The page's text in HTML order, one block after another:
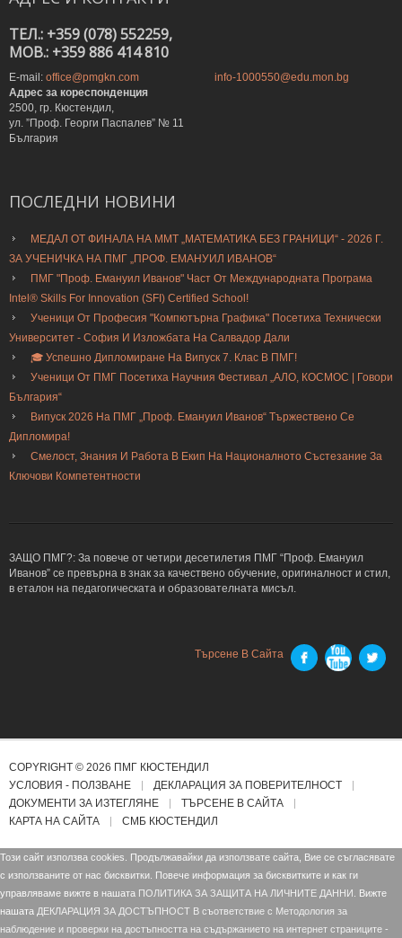
ТЕЛ.: +359 (078) 552259,
MOB.: +359 886 414 810
E-mail: office@pmgkn.com
info-1000550@edu.mon.bg
Адрес за кореспонденция
2500, гр. Кюстендил,
ул. ”Проф. Георги Паспалев” № 11
България
ПОСЛЕДНИ НОВИНИ
МЕДАЛ ОТ ФИНАЛА НА ММТ „МАТЕМАТИКА БЕЗ ГРАНИЦИ“ - 2026 Г.
ЗА УЧЕНИЧКА НА ПМГ „ПРОФ. ЕМАНУИЛ ИВАНОВ“
ПМГ "Проф. Емануил Иванов" Част От Международната Програма
Intel® Skills For Innovation (SFI) Certified School!
Ученици От Професия "Компютърна Графика" Посетиха Технически
Университет - София И Изложбата На Салвадор Дали
🎓 Успешно Дипломиране На Випуск 7. Клас В ПМГ!
Ученици От ПМГ Посетиха Научния Фестивал „АЛО, КОСМОС | Говори
България“
Випуск 2026 На ПМГ „Проф. Емануил Иванов“ Тържествено Се
Дипломира!
Смелост, Знания И Работа В Екип На Националното Състезание За
Ключови Компетентности
ЗАЩО ПМГ?: За повече от четири десетилетия ПМГ “Проф. Емануил
Иванов” се превърна в знак за качествено обучение, оригиналност и стил,
в еталон на педагогическата и образователната мисъл.
Търсене В Сайта
COPYRIGHT © 2026 ПМГ КЮСТЕНДИЛ
УСЛОВИЯ - ПОЛЗВАНЕ
ДЕКЛАРАЦИЯ ЗА ПОВЕРИТЕЛНОСТ
ДОКУМЕНТИ ЗА ИЗТЕГЛЯНЕ
ТЪРСЕНЕ В САЙТА
КАРТА НА САЙТА
СМБ КЮСТЕНДИЛ
Този сайт използва cookies. Продължавайки да използвате сайта, Вие се съгласявате
с използваните от нас бисквитки. Повече информация за бисквитките и как ги
управляваме вижте в нашата ПОЛИТИКА ЗА ЗАЩИТА НА ЛИЧНИТЕ ДАННИ.
Вижте
нашата ДЕКЛАРАЦИЯ ЗА ДОСТЪПНОСТ В съответствие с Mетодология за
наблюдение и проверки на достъпността на съдържанието на интернет страниците -